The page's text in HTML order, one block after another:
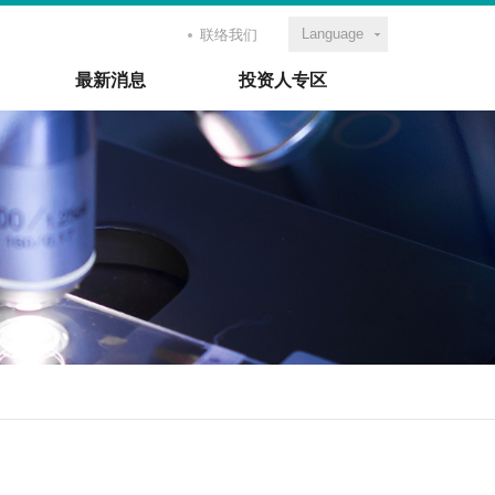
最新消息 投资人专区
联络我们 Language